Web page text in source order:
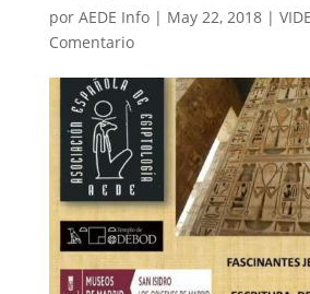
por AEDE Info| May 22, 2018|
Comentario